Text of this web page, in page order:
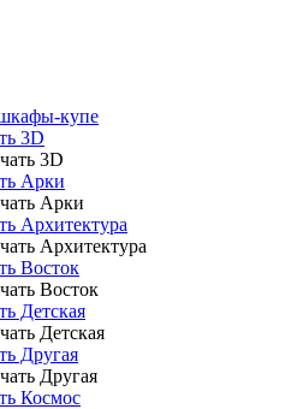
купе
3D
Арки
Архитектура
Восток
Детская
Другая
Космос